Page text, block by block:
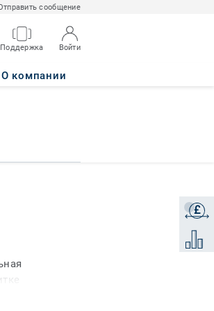
сообщение
Поддержка Войти
О компании
£